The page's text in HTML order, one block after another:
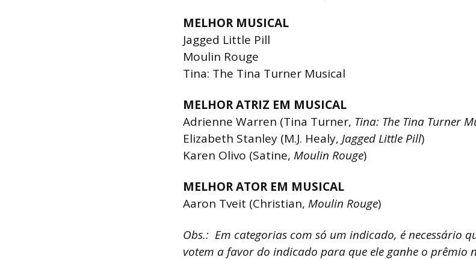
MELHOR MUSICAL
Jagged Little Pill
Moulin Rouge
Tina: The Tina Turner Musical
MELHOR ATRIZ EM MUSICAL
Adrienne Warren (Tina Turner, Tina: The Tina Turner
Elizabeth Stanley (M.J. Healy, Jagged Little Pill)
Karen Olivo (Satine, Moulin Rouge)
MELHOR ATOR EM MUSICAL
Aaron Tveit (Christian, Moulin Rouge)
Obs.: Em categorias com só um indicado, é necessário
votem a favor do indicado para que ele ganhe o prêmio